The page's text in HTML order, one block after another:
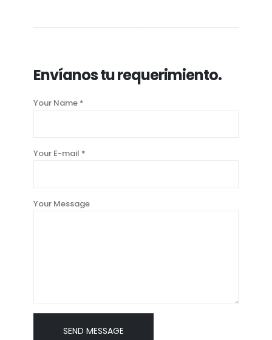
Envíanos tu requerimiento.
Your Name *
Your E-mail *
Your Message